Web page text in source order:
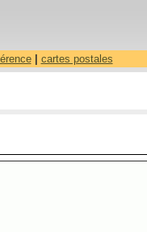
| cartes postales